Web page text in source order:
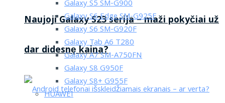
Naujoji Galaxy S23 serija – maži pokyčiai už
dar didesnę kaina?
Galaxy S5 SM-G900
Galaxy S6 Edge SM-G925F
Galaxy S6 SM-G920F
Galaxy Tab A6 T280
Galaxy A7 SM-A750FN
Galaxy S8 G950F
Galaxy S8+ G955F
HUAWEI